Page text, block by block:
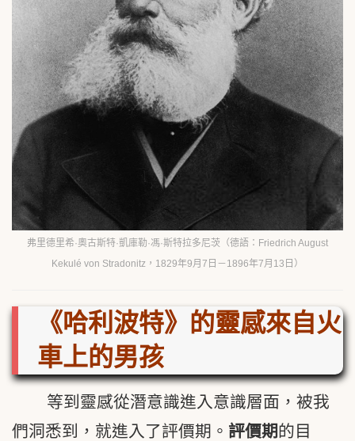
弗里德里希·奧古斯特·凱庫勒·馮·斯特拉多尼茨（德語：Friedrich August
Kekulé von Stradonitz，1829年9月7日－1896年7月13日）
《哈利波特》的靈感來自火
車上的男孩
等到靈感從潛意識進入意識層面，被我
們洞悉到，就進入了評價期。 評價期的目